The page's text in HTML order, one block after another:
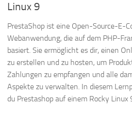
Linux 9
PrestaShop ist eine Open-Source-E-
Webanwendung, die auf dem PHP-
basiert. Sie ermöglicht es dir, einen
zu erstellen und zu hosten, um
Zahlungen zu empfangen und alle
Aspekte zu verwalten. In diesem
du Prestashop auf einem Rocky